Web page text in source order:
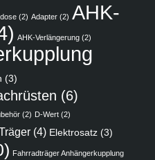
(2) Adapter (2) AHK-
AHK-Verlängerung (2)
(3)
(6)
(2) D-Wert (2)
(4) Elektrosatz (3)
Fahrradträger Anhängerkupplung